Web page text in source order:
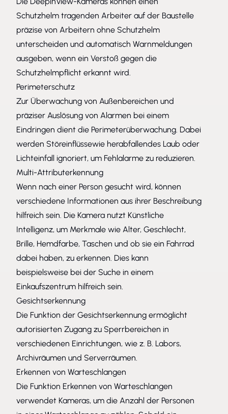
Schutzhelm tragenden Arbeiter auf der Baustelle
präzise von Arbeitern ohne Schutzhelm
unterscheiden und automatisch Warnmeldungen
ausgeben, wenn ein Verstoß gegen die
Schutzhelmpflicht erkannt wird.
Perimeterschutz
Zur Überwachung von Außenbereichen und
präziser Auslösung von Alarmen bei einem
Eindringen dient die Perimeterüberwachung. Dabei
werden Störeinflüssewie herabfallendes Laub oder
Lichteinfall ignoriert, um Fehlalarme zu reduzieren.
Multi-Attributerkennung
Wenn nach einer Person gesucht wird, können
verschiedene Informationen aus ihrer Beschreibung
hilfreich sein. Die Kamera nutzt Künstliche
Intelligenz, um Merkmale wie Alter, Geschlecht,
Brille, Hemdfarbe, Taschen und ob sie ein Fahrrad
dabei haben, zu erkennen. Dies kann
beispielsweise bei der Suche in einem
Einkaufszentrum hilfreich sein.
Gesichtserkennung
Die Funktion der Gesichtserkennung ermöglicht
autorisierten Zugang zu Sperrbereichen in
verschiedenen Einrichtungen, wie z. B. Labors,
Archivräumen und Serverräumen.
Erkennen von Warteschlangen
Die Funktion Erkennen von Warteschlangen
verwendet Kameras, um die Anzahl der Personen